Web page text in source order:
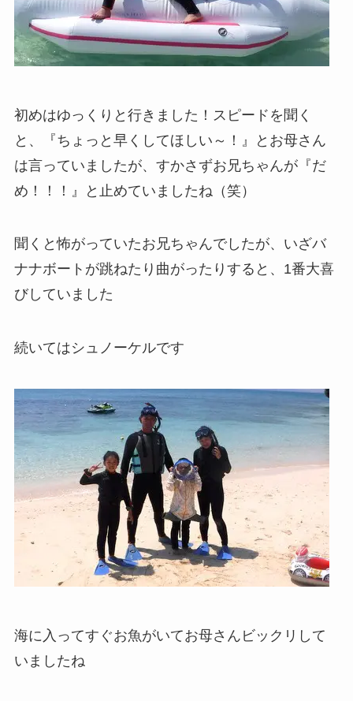
初めはゆっくりと行きました！スピードを聞く
と、『ちょっと早くしてほしい～！』とお母さん
は言っていましたが、すかさずお兄ちゃんが『だ
め！！！』と止めていましたね（笑）
聞くと怖がっていたお兄ちゃんでしたが、いざバ
ナナボートが跳ねたり曲がったりすると、1番大喜
びしていました
続いてはシュノーケルです
海に入ってすぐお魚がいてお母さんビックリして
いましたね